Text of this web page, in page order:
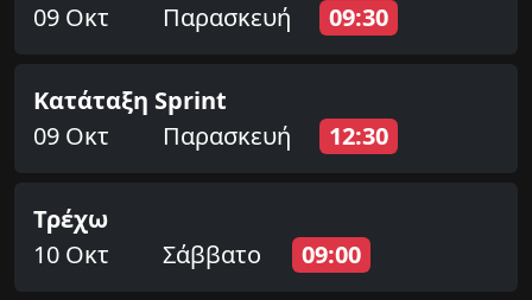
09 Οκτ
Παρασκευή 09:30
Κατάταξη Sprint
09 Οκτ
Παρασκευή 12:30
Τρέχω
10 Οκτ
Σάββατο 09:00